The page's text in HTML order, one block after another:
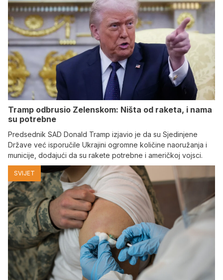
Tramp odbrusio Zelenskom: Ništa od raketa, i nama
su potrebne
Predsednik SAD Donald Tramp izjavio je da su Sjedinjene
Države već isporučile Ukrajini ogromne količine naoružanja i
municije, dodajući da su rakete potrebne i američkoj vojsci.
SVIJET